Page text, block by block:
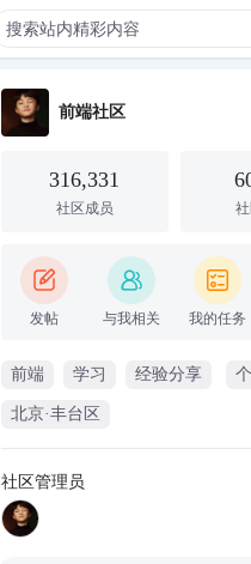
前端社区
316,331
社区成员
发帖 与我相关 我的任务
前端 学习 经验分享
北京·丰台区
社区管理员